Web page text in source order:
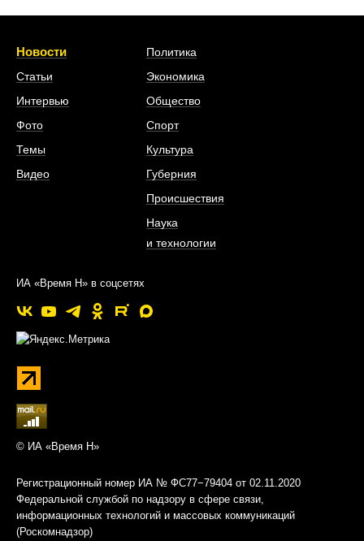
Новости
Статьи
Интервью
Фото
Темы
Видео
Политика
Экономика
Общество
Спорт
Культура
Губерния
Происшествия
Наука
и технологии
ИА «Время Н» в соцсетях
© ИА «Время Н»
Регистрационный номер ИА № ФС77−79404 от 02.11.2020
Федеральной службой по надзору в сфере связи,
информационных технологий и массовых коммуникаций
(Роскомнадзор)